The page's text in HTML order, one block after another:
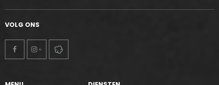
VOLG ONS